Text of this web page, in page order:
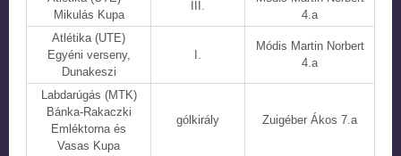
Mikulás Kupa
III.
4.a
Atlétika (UTE)
Egyéni verseny,
Dunakeszi
I.
Módis Martin Norbert
4.a
Labdarúgás (MTK)
Bánka-Rakaczki
Emléktorna és
Vasas Kupa
gólkirály Zuigéber Ákos 7.a